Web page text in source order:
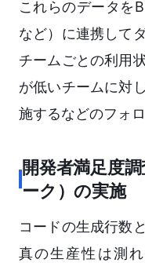
これらのデータを
など）に連携して
チームごとの利用
が低いチームに対
施するなどのフォ
開発者満足度
ーク）の実施
コードの生成行数
真の生産性は測